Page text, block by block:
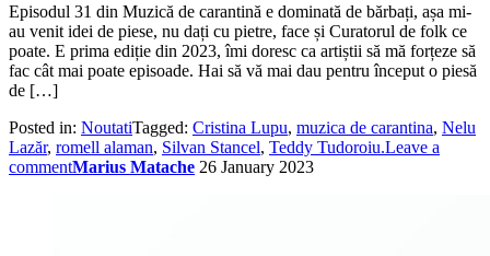
Episodul 31 din Muzică de carantină e dominată de bărbați, așa mi-
au venit idei de piese, nu dați cu pietre, face și Curatorul de folk ce
poate. E prima ediție din 2023, îmi doresc ca artiștii să mă forțeze să
fac cât mai poate episoade. Hai să vă mai dau pentru început o piesă
de […]
Posted in: NoutatiTagged: Cristina Lupu, muzica de carantina, Nelu
Lazăr, romell alaman, Silvan Stancel, Teddy Tudoroiu.Leave a
commentMarius Matache 26 January 2023